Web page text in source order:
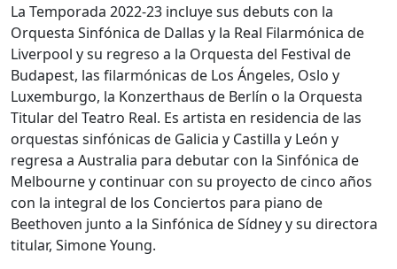
La Temporada 2022-23 incluye sus debuts con la
Orquesta Sinfónica de Dallas y la Real Filarmónica de
Liverpool y su regreso a la Orquesta del Festival de
Budapest, las filarmónicas de Los Ángeles, Oslo y
Luxemburgo, la Konzerthaus de Berlín o la Orquesta
Titular del Teatro Real. Es artista en residencia de las
orquestas sinfónicas de Galicia y Castilla y León y
regresa a Australia para debutar con la Sinfónica de
Melbourne y continuar con su proyecto de cinco años
con la integral de los Conciertos para piano de
Beethoven junto a la Sinfónica de Sídney y su directora
titular, Simone Young.